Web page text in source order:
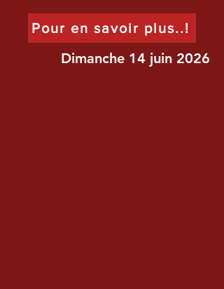
Pour en savoir plus..!
Dimanche 14 juin 2026